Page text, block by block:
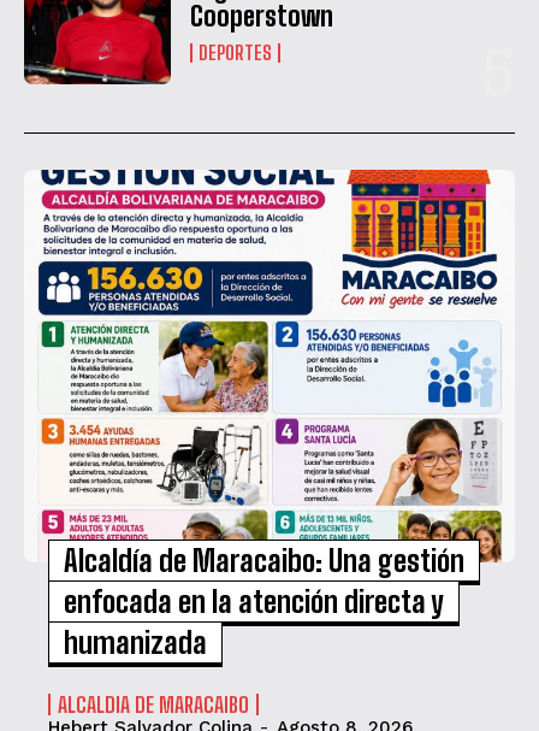
Cooperstown
DEPORTES
Alcaldía de Maracaibo: Una gestión
enfocada en la atención directa y
humanizada
ALCALDIA DE MARACAIBO